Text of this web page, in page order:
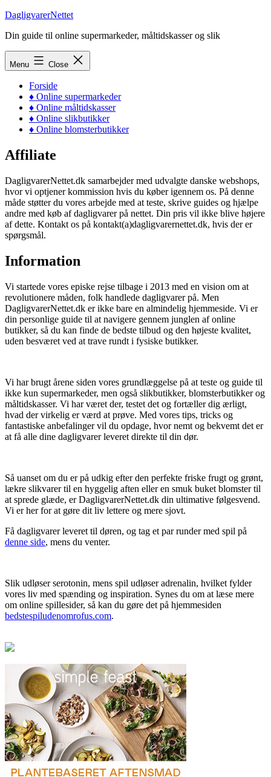
Skip
content
DagligvarerNettet
Din guide til online supermarkeder, måltidskasser og slik
Menu Close
Forside
♦ Online supermarkeder
♦ Online måltidskasser
♦ Online slikbutikker
♦ Online blomsterbutikker
Affiliate
DagligvarerNettet.dk samarbejder med udvalgte danske webshops,
hvor vi optjener kommission hvis du køber igennem os. På denne
måde støtter du vores arbejde med at teste, skrive guides og hjælpe
andre med køb af dagligvarer på nettet. Din pris vil ikke blive højere
af dette. Kontakt os på kontakt(a)dagligvarernettet.dk, hvis der er
spørgsmål.
Information
Vi startede vores episke rejse tilbage i 2013 med en vision om at
revolutionere måden, folk handlede dagligvarer på. Men
DagligvarerNettet.dk er ikke bare en almindelig hjemmeside. Vi er
din personlige guide til at navigere gennem junglen af online
butikker, så du kan finde de bedste tilbud og den højeste kvalitet,
uden besværet ved at trave rundt i fysiske butikker.
Vi har brugt årene siden vores grundlæggelse på at teste og guide til
ikke kun supermarkeder, men også slikbutikker, blomsterbutikker og
måltidskasser. Vi har været der, testet det og fortæller dig ærligt,
hvad der virkelig er værd at prøve. Med vores tips, tricks og
fantastiske anbefalinger vil du opdage, hvor nemt og bekvemt det er
at få alle dine dagligvarer leveret direkte til din dør.
Så uanset om du er på udkig efter den perfekte friske frugt og grønt,
lækre slikvarer til en hyggelig aften eller en smuk buket blomster til
at sprede glæde, er DagligvarerNettet.dk din ultimative følgesvend.
Vi er her for at gøre dit liv lettere og mere sjovt.
Få dagligvarer leveret til døren, og tag et par runder med spil på
denne side, mens du venter.
Slik udløser serotonin, mens spil udløser adrenalin, hvilket fylder
vores liv med spænding og inspiration. Synes du om at læse mere
om online spillesider, så kan du gøre det på hjemmesiden
bedstespiludenomrofus.com.